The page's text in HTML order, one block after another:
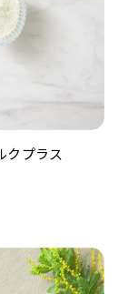
クプラス